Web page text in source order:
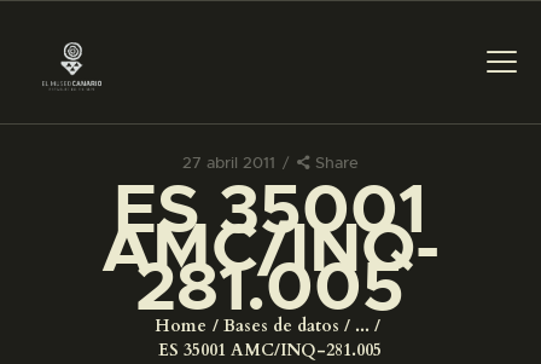
27 abril 2011 Share
ES 35001
AMC/INQ-
281.005
Home Bases de datos
...
ES 35001 AMC/INQ-281.005
PREPARAR LA VISITA
ACTIVIDADES